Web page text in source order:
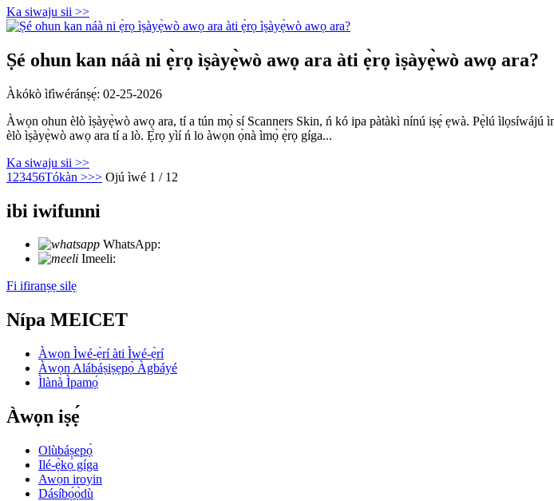
Ka siwaju sii >>
Ṣé ohun kan náà ni ẹ̀rọ ìṣàyẹ̀wò awọ ara àti ẹ̀rọ ìṣàyẹ̀wò awọ ara?
Àkókò ìfìwéránṣẹ́: 02-25-2026
Àwọn ohun èlò ìṣàyẹ̀wò awọ ara, tí a tún mọ̀ sí Scanners Skin, ń kó ipa pàtàkì nínú iṣẹ́ ẹwà. Pẹ̀lú
èlò ìṣàyẹ̀wò awọ ara tí a lò. Ẹ̀rọ yìí ń lo àwọn ọ̀nà ìmọ̀ ẹ̀rọ gíga...
Ka siwaju sii >>
1 23456Tókàn >>> Ojú ìwé 1 / 12
ibi iwifunni
WhatsApp:
Imeeli:
Fi ifiranṣẹ silẹ
Nípa MEICET
Àwọn Ìwé-ẹ̀rí àti Ìwé-ẹ̀rí
Àwọn Alábáṣiṣẹpọ̀ Àgbáyé
Ìlànà Ìpamọ́
Àwọn iṣẹ́
Olùbáṣepọ̀
Ilé-ẹ̀kọ́ gíga
Awọn iroyin
Dásíbọ́ọ̀dù